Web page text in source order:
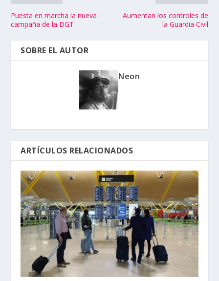
Puesta en marcha la nueva
campaña de la DGT
Aumentan los controles de
la Guardia Civil
SOBRE EL AUTOR
Neon
ARTÍCULOS RELACIONADOS